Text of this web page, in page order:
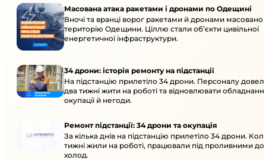
Масована атака ракетами і дронами по Одещині
Вночі та вранці ворог ракетами й дронами масовано
територію Одещини. Ціллю стали об’єкти цивільної
енергетичної інфраструктури.
34 дрони: історія ремонту на підстанції
На підстанцію прилетіло 34 дрони. Персоналу
два тижні жити на роботі та відновлювати
окупації й негоди.
Ремонт підстанції: 34 дрони та окупація
За кілька днів на підстанцію прилетіло 34 дрони.
тижні жили на роботі, працювали під проливними
холод.